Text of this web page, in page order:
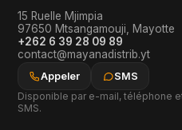
15 Ruelle Mjimpia
97650 Mtsangamouji
Mayotte
+262 6 39 28 09 89
contact@mayanadistrib.yt
Appeler
SMS
Disponible par e-mail, téléphone
SMS.